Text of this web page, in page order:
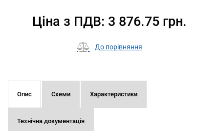
Ціна з ПДВ: 3 876.75 грн.
До порівняння
Опис Схеми Характеристики
Технічна документація